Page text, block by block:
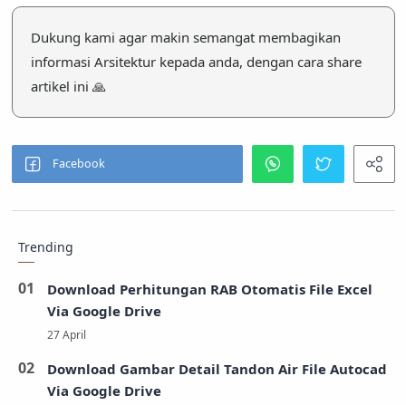
Dukung kami agar makin semangat membagikan
informasi Arsitektur kepada anda, dengan cara share
artikel ini 🙏
Trending
Download Perhitungan RAB Otomatis File Excel
Via Google Drive
Download Gambar Detail Tandon Air File Autocad
Via Google Drive